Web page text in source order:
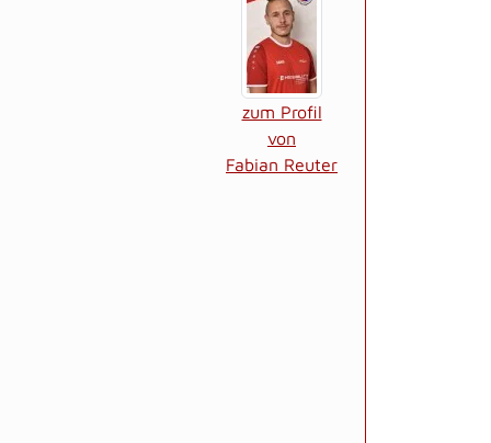
zum Profil
von
Fabian Reuter